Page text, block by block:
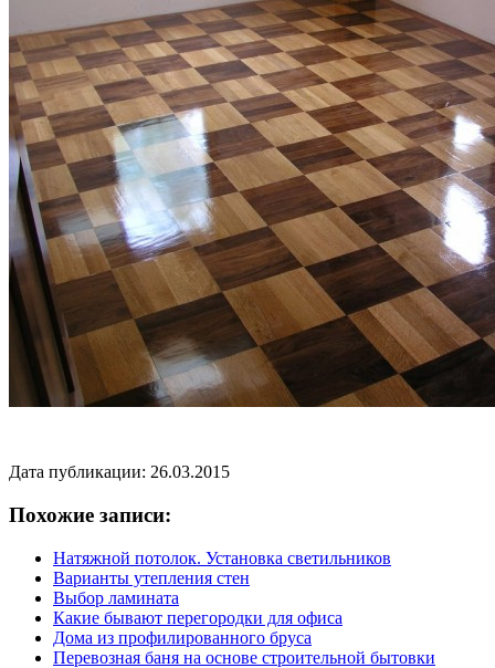
Дата публикации: 26.03.2015
Похожие записи:
Натяжной потолок. Установка светильников
Варианты утепления стен
Выбор ламината
Какие бывают перегородки для офиса
Дома из профилированного бруса
Перевозная баня на основе строительной бытовки